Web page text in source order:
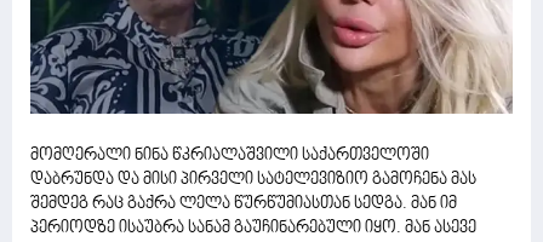
მომღერალი ნინა წკრიალაშვილი საქართველოში
დაბრუნდა და მისი პირველი სატელევიზიო გამოჩენა მას
შემდეგ რაც გაქრა ლელა წურწუმიასთან სედგა. მან იმ
პერიოდზე ისაუბრა სანამ გაუჩინარებული იყო. მან ასევე